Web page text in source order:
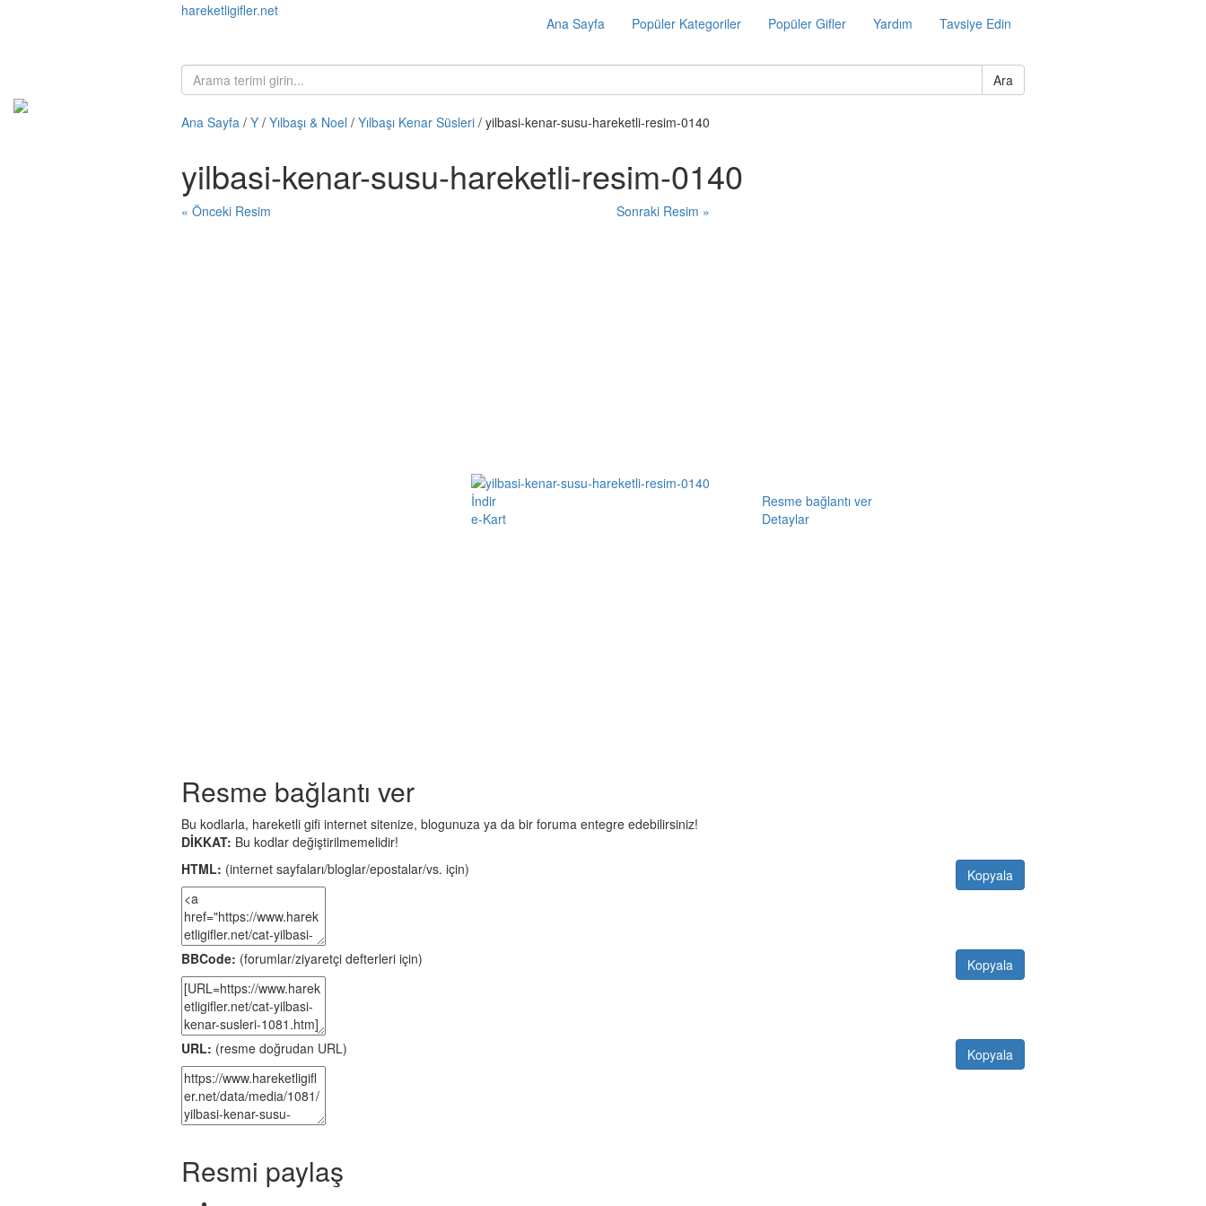
hareketligifler.net
Ana Sayfa Popüler Kategoriler Popüler Gifler Yardım Tavsiye Edin
Ara
Ana Sayfa / Y / Yılbaşı & Noel / Yılbaşı Kenar Süsleri / yilbasi-kenar-susu-hareketli-resim-0140
yilbasi-kenar-susu-hareketli-resim-0140
« Önceki Resim Sonraki Resim »
İndir
Resme bağlantı ver
e-Kart
Detaylar
Resme bağlantı ver
Bu kodlarla, hareketli gifi internet sitenize, blogunuza ya da bir foruma entegre edebilirsiniz!
DİKKAT: Bu kodlar değiştirilmemelidir!
HTML: (internet sayfaları/bloglar/epostalar/vs. için) Kopyala
BBCode: (forumlar/ziyaretçi defterleri için) Kopyala
URL: (resme doğrudan URL) Kopyala
Resmi paylaş